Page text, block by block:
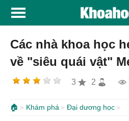
Các nhà khoa học
về "siêu quái vật"
3 2
🏠 Khám phá Đại dương học